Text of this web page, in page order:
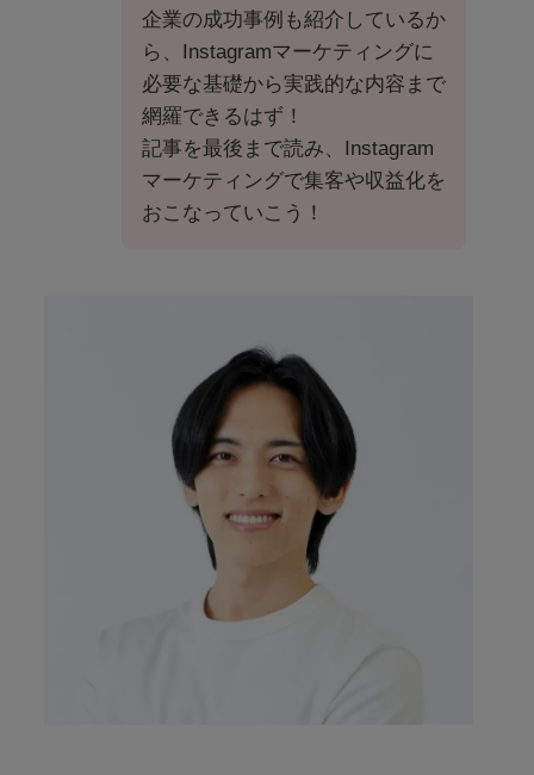
企業の成功事例も紹介しているか
ら、Instagramマーケティングに
必要な基礎から実践的な内容まで
網羅できるはず！
記事を最後まで読み、Instagram
マーケティングで集客や収益化を
おこなっていこう！